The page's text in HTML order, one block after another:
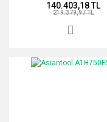
140.403,18 TL
219.379,97 TL